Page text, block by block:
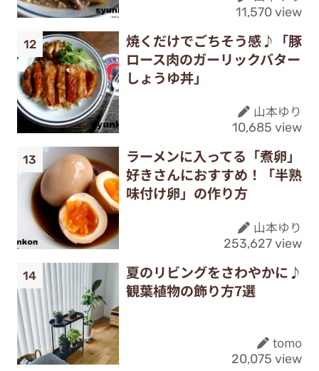
11,570 view
焼くだけでごちそう感♪「豚
ロース肉のガーリックバター
しょうゆ丼」
山本ゆり
10,685 view
ラーメンに入ってる「煮卵」
好きさんにおすすめ！「半熟
味付け卵」の作り方
山本ゆり
253,627 view
夏のリビングをさわやかに♪
観葉植物の飾り方7選
tomo
20,075 view